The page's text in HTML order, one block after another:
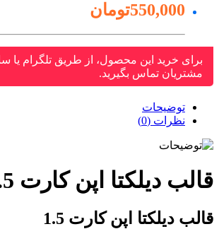
550,000تومان
برای خرید این محصول، از طریق تلگرام یا
مشتریان تماس بگیرید.
توضیحات
نظرات (0)
دیلکتا اپن کارت 1.5
دیلکتا اپن کارت 1.5